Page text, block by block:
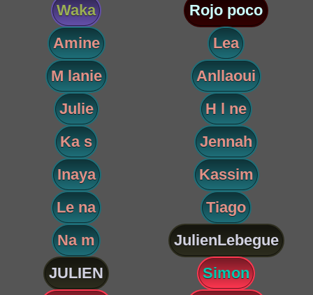
Waka
Rojo poco
Amine
Lea
M lanie
Anllaoui
Julie
H l ne
Ka s
Jennah
Inaya
Kassim
Le na
Tiago
Na m
JulienLebegue
JULIEN
Simon